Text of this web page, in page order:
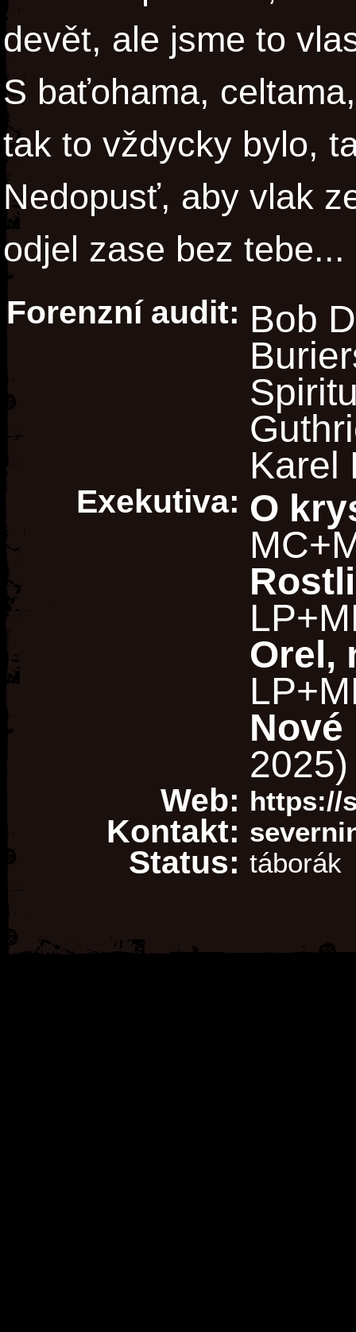
devět, ale jsme to
S baťohama,
tak to vždycky bylo,
Nedopusť, aby vlak
odjel zase bez tebe...
Forenzní audit: Bob
Karel
Exekutiva: O
Orel,
Nové
2025)
Web: https://
Kontakt:
Status: táborák